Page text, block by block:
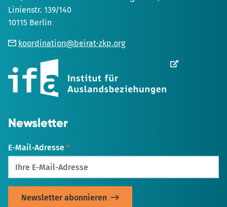
Linienstr. 139/140
10115 Berlin
koordination@beirat-zkp.org
in
einem
neuen
geöffnet
Newsletter
E-Mail-Adresse *